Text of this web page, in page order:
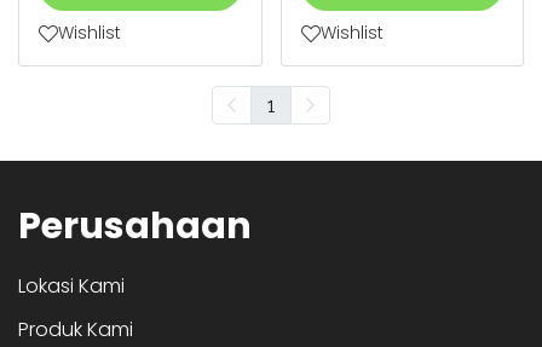
Wishlist Wishlist
1
Perusahaan
Lokasi Kami
Produk Kami